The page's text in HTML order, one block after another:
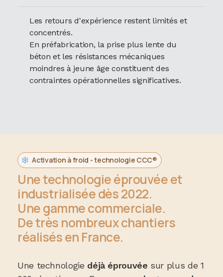
Les retours d'expérience restent limités et
concentrés.
En préfabrication, la prise plus lente du
béton et les résistances mécaniques
moindres à jeune âge constituent des
contraintes opérationnelles significatives.
Activation à froid - technologie CCC®
Une technologie éprouvée et
industrialisée dès 2022.
Une gamme commerciale.
De très nombreux chantiers
réalisés en France.
Une technologie déjà éprouvée sur plus de 1